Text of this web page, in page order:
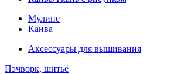
Мулине
Канва
Аксессуары для вышивания
Пэчворк, шитьё